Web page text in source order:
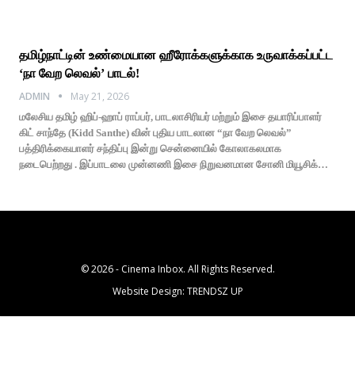
தமிழ்நாட்டின் உண்மையான ஹீரோக்களுக்காக உருவாக்கப்பட்ட
‘நா வேற லெவல்’ பாடல்!
ADMIN
May 21, 2026
மலேசிய தமிழ் ஹிப்-ஹாப் ராப்பர், பாடலாசிரியர் மற்றும் இசை தயாரிப்பாளர்
கிட் சாந்தே (Kidd Santhe) வின் புதிய பாடலான “நா வேற லெவல்”
பத்திரிக்கையாளர் சந்திப்பு இன்று சென்னையில் கோலாகலமாக
நடைபெற்றது . இப்பாடலை முன்னணி இசை நிறுவனமான சோனி மியூசிக்…
© 2026 - Cinema Inbox. All Rights Reserved.
Website Design: TRENDSZ UP